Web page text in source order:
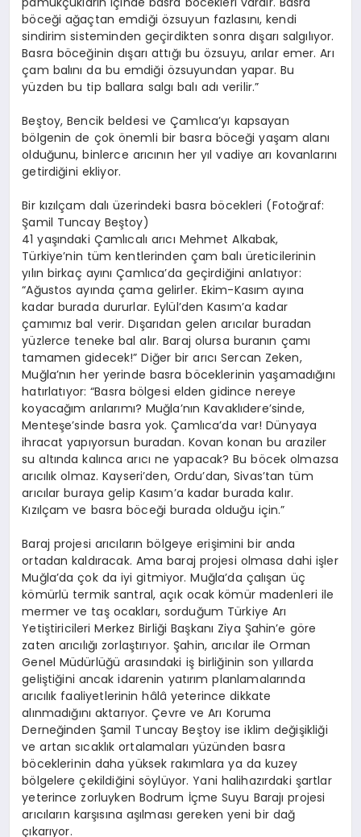
böceği ağaçtan emdiği özsuyun fazlasını, kendi
sindirim sisteminden geçirdikten sonra dışarı salgılıyor.
Basra böceğinin dışarı attığı bu özsuyu, arılar emer. Arı
çam balını da bu emdiği özsuyundan yapar. Bu
yüzden bu tip ballara salgı balı adı verilir.”
Beştoy, Bencik beldesi ve Çamlıca’yı kapsayan
bölgenin de çok önemli bir basra böceği yaşam alanı
olduğunu, binlerce arıcının her yıl vadiye arı kovanlarını
getirdiğini ekliyor.
Bir kızılçam dalı üzerindeki basra böcekleri (Fotoğraf:
Şamil Tuncay Beştoy)
41 yaşındaki Çamlıcalı arıcı Mehmet Alkabak,
Türkiye’nin tüm kentlerinden çam balı üreticilerinin
yılın birkaç ayını Çamlıca’da geçirdiğini anlatıyor:
“Ağustos ayında çama gelirler. Ekim-Kasım ayına
kadar burada dururlar. Eylül’den Kasım’a kadar
çamımız bal verir. Dışarıdan gelen arıcılar buradan
yüzlerce teneke bal alır. Baraj olursa buranın çamı
tamamen gidecek!” Diğer bir arıcı Sercan Zeken,
Muğla’nın her yerinde basra böceklerinin yaşamadığını
hatırlatıyor: “Basra bölgesi elden gidince nereye
koyacağım arılarımı? Muğla’nın Kavaklıdere’sinde,
Menteşe’sinde basra yok. Çamlıca’da var! Dünyaya
ihracat yapıyorsun buradan. Kovan konan bu araziler
su altında kalınca arıcı ne yapacak? Bu böcek olmazsa
arıcılık olmaz. Kayseri’den, Ordu’dan, Sivas’tan tüm
arıcılar buraya gelip Kasım’a kadar burada kalır.
Kızılçam ve basra böceği burada olduğu için.”
Baraj projesi arıcıların bölgeye erişimini bir anda
ortadan kaldıracak. Ama baraj projesi olmasa dahi işler
Muğla’da çok da iyi gitmiyor. Muğla’da çalışan üç
kömürlü termik santral, açık ocak kömür madenleri ile
mermer ve taş ocakları, sorduğum Türkiye Arı
Yetiştiricileri Merkez Birliği Başkanı Ziya Şahin’e göre
zaten arıcılığı zorlaştırıyor. Şahin, arıcılar ile Orman
Genel Müdürlüğü arasındaki iş birliğinin son yıllarda
geliştiğini ancak idarenin yatırım planlamalarında
arıcılık faaliyetlerinin hâlâ yeterince dikkate
alınmadığını aktarıyor. Çevre ve Arı Koruma
Derneğinden Şamil Tuncay Beştoy ise iklim değişikliği
ve artan sıcaklık ortalamaları yüzünden basra
böceklerinin daha yüksek rakımlara ya da kuzey
bölgelere çekildiğini söylüyor. Yani halihazırdaki şartlar
yeterince zorluyken Bodrum İçme Suyu Barajı projesi
arıcıların karşısına aşılması gereken yeni bir dağ
çıkarıyor.